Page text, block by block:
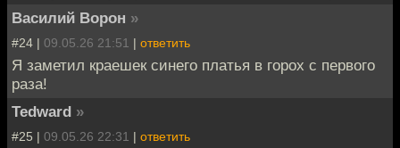
Василий Ворон »
#24 | 09.05.26 21:51 | ответить
Я заметил краешек синего платья в горох с первого
раза!
Tedward »
#25 | 09.05.26 22:31 | ответить